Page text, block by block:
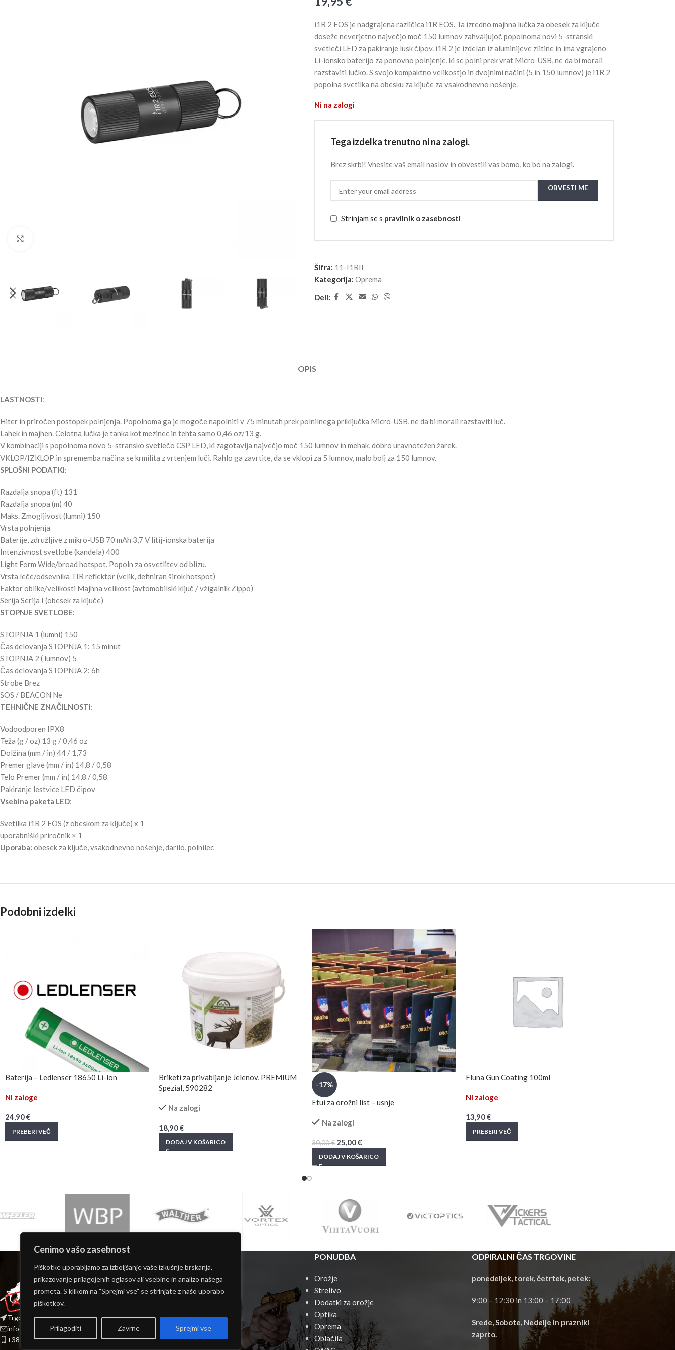
Cenimo vašo zasebnost
Piškotke uporabljamo za izboljšanje vaše izkušnje brskanja,
prikazovanje prilagojenih oglasov ali vsebine in analizo našega
prometa. S klikom na "Sprejmi vse" se strinjate z našo uporabo
piškotkov.
Prilagoditi Zavrne Sprejmi vse
i1R 2 EOS je nadgrajena različica i1R EOS. Ta izredno majhna lučka za obesek za ključe
doseže neverjetno največjo moč 150 lumnov zahvaljujoč popolnoma novi 5-stranski
svetleči LED za pakiranje lusk čipov. i1R 2 je izdelan iz aluminijeve zlitine in ima vgrajeno
Li-ionsko baterijo za ponovno polnjenje, ki se polni prek vrat Micro-USB, ne da bi morali
razstaviti lučko. S svojo kompaktno velikostjo in dvojnimi načini (5 in 150 lumnov) je i1R 2
popolna svetilka na obesku za ključe za vsakodnevno nošenje.
Ni na zalogi
Tega izdelka trenutno ni na zalogi.
Brez skrbi! Vnesite vaš email naslov in obvestili vas bomo, ko bo na zalogi.
OBVESTI ME
Strinjam se s pravilnik o zasebnosti
Šifra: 11-I1RII
Kategorija: Oprema
Deli:
OPIS
LASTNOSTI:
Hiter in priročen postopek polnjenja. Popolnoma ga je mogoče napolniti v 75 minutah prek polnilnega priključka Micro-USB, ne da bi morali razstaviti luč.
Lahek in majhen. Celotna lučka je tanka kot mezinec in tehta samo 0,46 oz/13 g.
V kombinaciji s popolnoma novo 5-stransko svetlečo CSP LED, ki zagotavlja največjo moč 150 lumnov in mehak, dobro uravnotežen žarek.
VKLOP/IZKLOP in sprememba načina se krmilita z vrtenjem luči. Rahlo ga zavrtite, da se vklopi za 5 lumnov, malo bolj za 150 lumnov.
SPLOŠNI PODATKI:
Razdalja snopa (ft) 131
Razdalja snopa (m) 40
Maks. Zmogljivost (lumni) 150
Vrsta polnjenja
Baterije, združljive z mikro-USB 70 mAh 3,7 V litij-ionska baterija
Intenzivnost svetlobe (kandela) 400
Light Form Wide/broad hotspot. Popoln za osvetlitev od blizu.
Vrsta leče/odsevnika TIR reflektor (velik, definiran širok hotspot)
Faktor oblike/velikosti Majhna velikost (avtomobilski ključ / vžigalnik Zippo)
Serija Serija I (obesek za ključe)
STOPNJE SVETLOBE:
STOPNJA 1 (lumni) 150
Čas delovanja STOPNJA 1: 15 minut
STOPNJA 2 ( lumnov) 5
Čas delovanja STOPNJA 2: 6h
Strobe Brez
SOS / BEACON Ne
TEHNIČNE ZNAČILNOSTI:
Vodoodporen IPX8
Teža (g / oz) 13 g / 0,46 oz
Dolžina (mm / in) 44 / 1,73
Premer glave (mm / in) 14,8 / 0,58
Telo Premer (mm / in) 14,8 / 0,58
Pakiranje lestvice LED čipov
Vsebina paketa LED:
Svetilka i1R 2 EOS (z obeskom za ključe) x 1
uporabniški priročnik × 1
Uporaba: obesek za ključe, vsakodnevno nošenje, darilo, polnilec
Podobni izdelki
Baterija – Ledlenser 18650 Li-lon
Ni zaloge
24,90€
PREBERI VEČ
Briketi za privabljanje Jelenov, PREMIUM
Spezial, 590282
Na zalogi
18,90€
DODAJ V KOŠARICO
-17%
Etui za orožni list – usnje
Na zalogi
30,00€ 25,00€
DODAJ V KOŠARICO
Fluna Gun Coating 100ml
Ni zaloge
13,90€
PREBERI VEČ
Trgovina: Stari trg 5 8210 Trebnje
info@polenartacticalarmory.com
+386 (0) 59 832 432
Moj račun
O nas
Pogoji poslovanja
Pravilnik o zasebnosti
PONUDBA
Orožje
Strelivo
Dodatki za orožje
Optika
Oprema
Oblačila
ODPIRALNI ČAS TRGOVINE
ponedeljek, torek, četrtek, petek:
9:00 – 12:30 in 13:00 – 17:00
Srede, Sobote, Nedelje in prazniki
zaprto.